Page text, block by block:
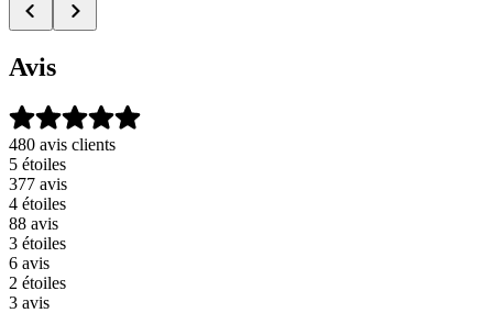
Avis
480 avis clients
5 étoiles
377 avis
4 étoiles
88 avis
3 étoiles
6 avis
2 étoiles
3 avis